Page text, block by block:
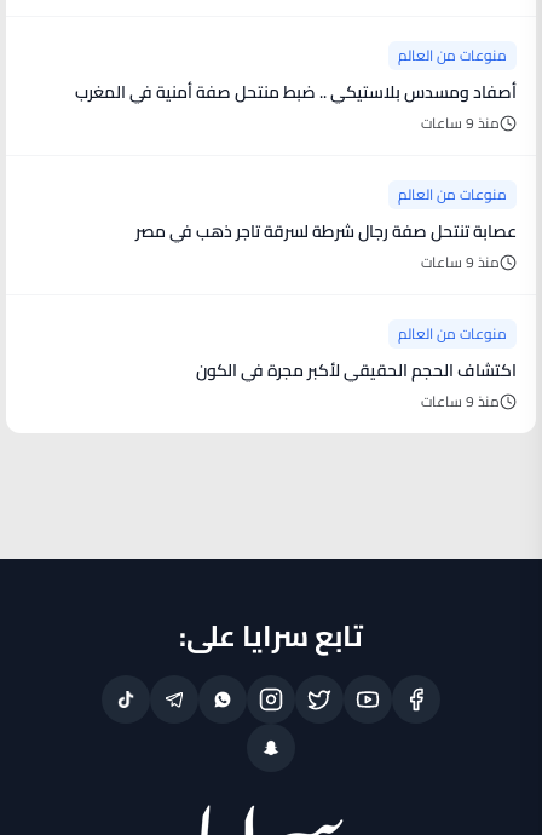
منوعات من العالم
أصفاد ومسدس بلاستيكي .. ضبط منتحل صفة أمنية في المغرب
منذ 9 ساعات
منوعات من العالم
عصابة تنتحل صفة رجال شرطة لسرقة تاجر ذهب في مصر
منذ 9 ساعات
منوعات من العالم
اكتشاف الحجم الحقيقي لأكبر مجرة في الكون
منذ 9 ساعات
تابع سرايا على: